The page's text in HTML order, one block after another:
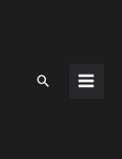
Buscar